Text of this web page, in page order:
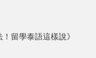
留學泰語這樣說》